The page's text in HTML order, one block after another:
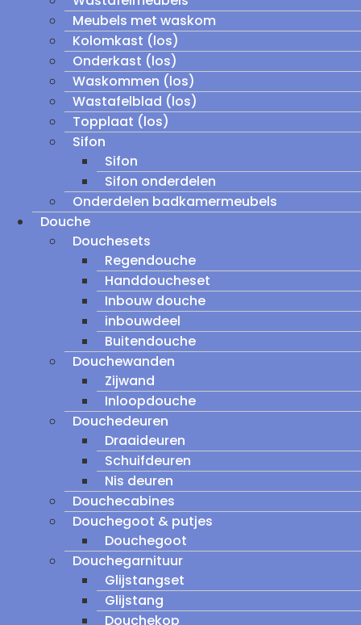
Meubels met waskom
Kolomkast (los)
Onderkast (los)
Waskommen (los)
Wastafelblad (los)
Topplaat (los)
Sifon
Sifon
Sifon onderdelen
Onderdelen badkamermeubels
Douche
Douchesets
Regendouche
Handdoucheset
Inbouw douche
inbouwdeel
Buitendouche
Douchewanden
Zijwand
Inloopdouche
Douchedeuren
Draaideuren
Schuifdeuren
Nis deuren
Douchecabines
Douchegoot & putjes
Douchegoot
Douchegarnituur
Glijstangset
Glijstang
Douchekop